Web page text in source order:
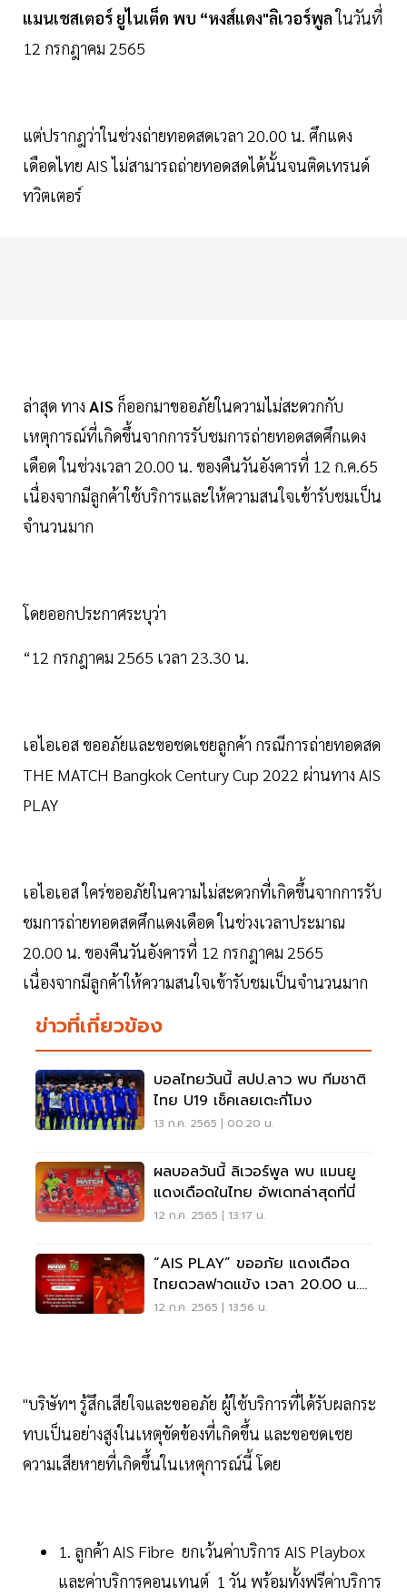
แมนเชสเตอร์ ยูไนเต็ด พบ “หงส์แดง"ลิเวอร์พูลในวันที่
12 กรกฎาคม 2565
แต่ปรากฎว่าในช่วงถ่ายทอดสดเวลา 20.00 น. ศึกแดง
เดือดไทย AIS ไม่สามารถถ่ายทอดสดได้นั้นจนติดเทรนด์
ทวิตเตอร์
ล่าสุด ทาง AIS ก็ออกมาขออภัยในความไม่สะดวกกับ
เหตุการณ์ที่เกิดขึ้นจากการรับชมการถ่ายทอดสดศึกแดง
เดือด ในช่วงเวลา 20.00 น. ของคืนวันอังคารที่ 12 ก.ค.65
เนื่องจากมีลูกค้าใช้บริการและให้ความสนใจเข้ารับชมเป็น
จำนวนมาก
โดยออกประกาศระบุว่า
“12 กรกฎาคม 2565 เวลา 23.30 น.
เอไอเอส ขออภัยและขอชดเชยลูกค้า กรณีการถ่ายทอดสด
THE MATCH Bangkok Century Cup 2022 ผ่านทาง AIS
PLAY
เอไอเอส ใคร่ขออภัยในความไม่สะดวกที่เกิดขึ้นจากการรับ
ชมการถ่ายทอดสดศึกแดงเดือด ในช่วงเวลาประมาณ
20.00 น. ของคืนวันอังคารที่ 12 กรกฎาคม 2565
เนื่องจากมีลูกค้าให้ความสนใจเข้ารับชมเป็นจำนวนมาก
ข่าวที่เกี่ยวข้อง
บอลไทยวันนี้ สปป.ลาว พบ ทีมชาติ
ไทย U19 เช็คเลยเตะกี่โมง
13 ก.ค. 2565 | 00:20 น.
ผลบอลวันนี้ ลิเวอร์พูล พบ แมนยู
แดงเดือดในไทย อัพเดทล่าสุดที่นี่
12 ก.ค. 2565 | 13:17 น.
“AIS PLAY” ขออภัย แดงเดือด
ไทยดวลฟาดแข้ง เวลา 20.00 น.
ไม่สามารถรับชมได้
12 ก.ค. 2565 | 13:56 น.
"บริษัทฯ รู้สึกเสียใจและขออภัย ผู้ใช้บริการที่ได้รับผลกระ
ทบเป็นอย่างสูงในเหตุขัดข้องที่เกิดขึ้น และขอชดเชย
ความเสียหายที่เกิดขึ้นในเหตุการณ์นี้ โดย
1. ลูกค้า AIS Fibre ยกเว้นค่าบริการ AIS Playbox
และค่าบริการคอนเทนต์ 1 วัน พร้อมทั้งฟรีค่าบริการ